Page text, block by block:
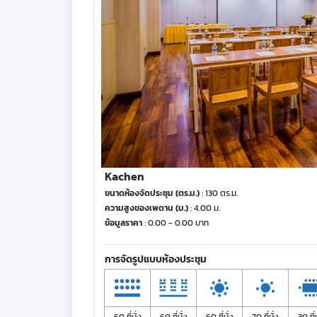
Kachen
ขนาดห้องจัดประชุม (ตร.ม.): 130 ตร.ม.
ความสูงของเพดาน (ม.): 4.00 ม.
ข้อมูลราคา: 0.00 - 0.00 บาท
การจัดรูปแบบห้องประชุม